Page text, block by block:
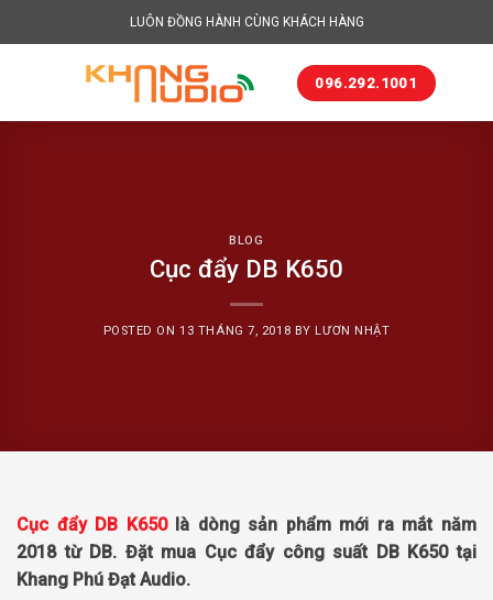
to
LUÔN ĐỒNG HÀNH CÙNG KHÁCH HÀNG
096.292.1001
BLOG
Cục đẩy DB K650
POSTED ON13 THÁNG 7, 2018 BY LƯƠN NHẬT
Cục đẩy DB K650là dòng sản phẩm mới ra mắt năm
2018 từ DB. Đặt mua Cục đẩy công suất DB K650 tại
Khang Phú Đạt Audio.